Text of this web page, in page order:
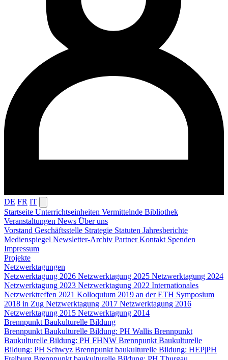
DE FR IT
Startseite Unterrichtseinheiten Vermittelnde Bibliothek
Veranstaltungen News Über uns
Vorstand Geschäftsstelle Strategie Statuten Jahresberichte
Medienspiegel Newsletter-Archiv PartnerKontakt Spenden
Impressum
Projekte
Netzwerktagungen
Netzwerktagung 2026 Netzwerktagung 2025 Netzwerktagung 2024
Netzwerktagung 2023 Netzwerktagung 2022 Internationales
Netzwerktreffen 2021 Kolloquium 2019 an der ETH Symposium
2018 in Zug Netzwerktagung 2017 Netzwerktagung 2016
Netzwerktagung 2015 Netzwerktagung 2014
Brennpunkt Baukulturelle Bildung
Brennpunkt Baukulturelle Bildung: PH Wallis Brennpunkt
Baukulturelle Bildung: PH FHNW Brennpunkt Baukulturelle
Bildung: PH Schwyz Brennpunkt baukulturelle Bildung: HEP|PH